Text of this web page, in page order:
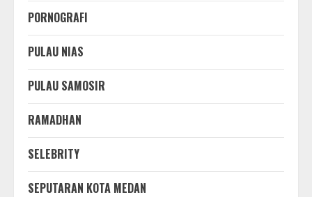
PORNOGRAFI
PULAU NIAS
PULAU SAMOSIR
RAMADHAN
SELEBRITY
SEPUTARAN KOTA MEDAN